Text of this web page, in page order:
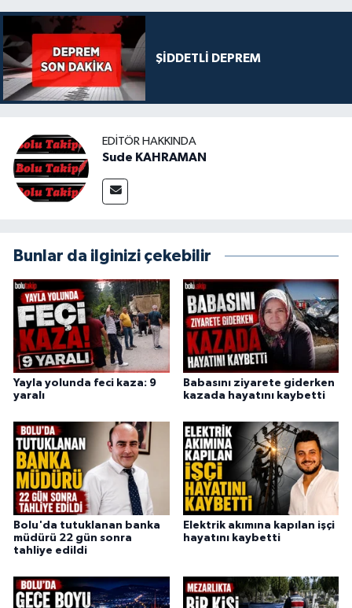
ŞİDDETLİ DEPREM
EDITÖR HAKKINDA
Sude KAHRAMAN
Bunlar da ilginizi çekebilir
Yayla yolunda feci kaza: 9
yaralı
Babasını ziyarete giderken
kazada hayatını kaybetti
Bolu'da tutuklanan banka
müdürü 22 gün sonra
tahliye edildi
Elektrik akımına kapılan işçi
hayatını kaybetti